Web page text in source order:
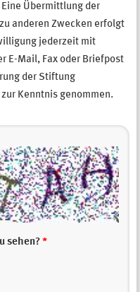
Übermittlung der
anderen Zwecken erfolgt
jederzeit mit
E-Mail, Fax oder Briefpost
der Stiftung
Kenntnis genommen.
sehen? *